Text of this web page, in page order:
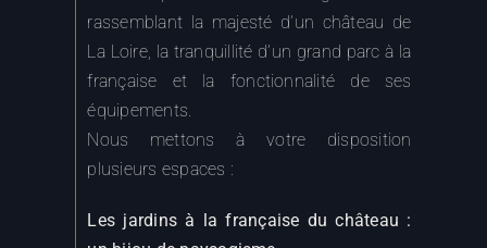
La Loire, la tranquillité d’un grand parc à la
française et la fonctionnalité de ses
équipements.
Nous mettons à votre disposition
plusieurs espaces :
un bijou de paysagisme